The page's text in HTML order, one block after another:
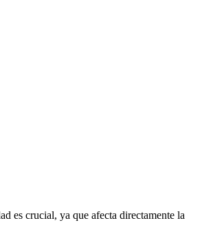
es crucial, ya que afecta directamente la